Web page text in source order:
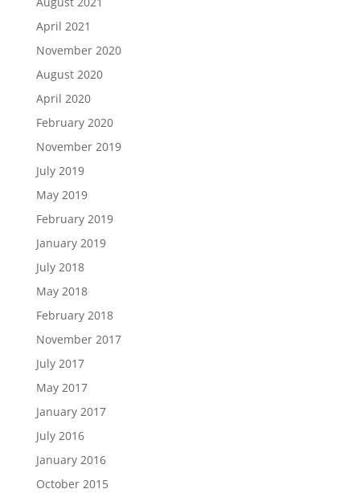
April 2021
November 2020
August 2020
April 2020
February 2020
November 2019
July 2019
May 2019
February 2019
January 2019
July 2018
May 2018
February 2018
November 2017
July 2017
May 2017
January 2017
July 2016
January 2016
October 2015